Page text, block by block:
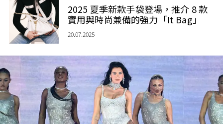
2025 夏季新款手袋登場，推介 8 款
實用與時尚兼備的強力「It Bag」
20.07.2025